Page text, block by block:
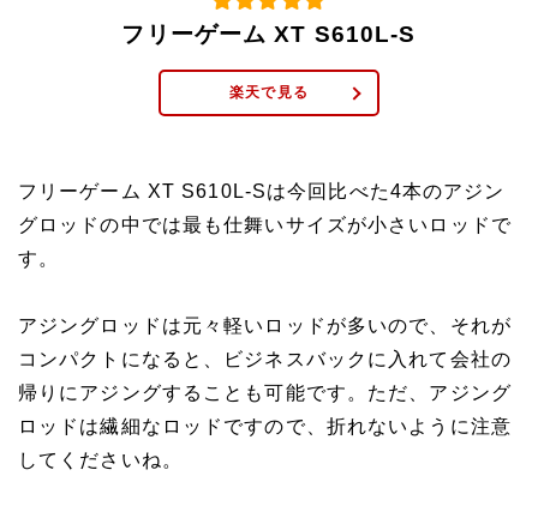
フリーゲーム XT S610L-S
楽天で見る
フリーゲーム XT S610L-Sは今回比べた4本のアジン
グロッドの中では最も仕舞いサイズが小さいロッドで
す。
アジングロッドは元々軽いロッドが多いので、それが
コンパクトになると、ビジネスバックに入れて会社の
帰りにアジングすることも可能です。ただ、アジング
ロッドは繊細なロッドですので、折れないように注意
してくださいね。